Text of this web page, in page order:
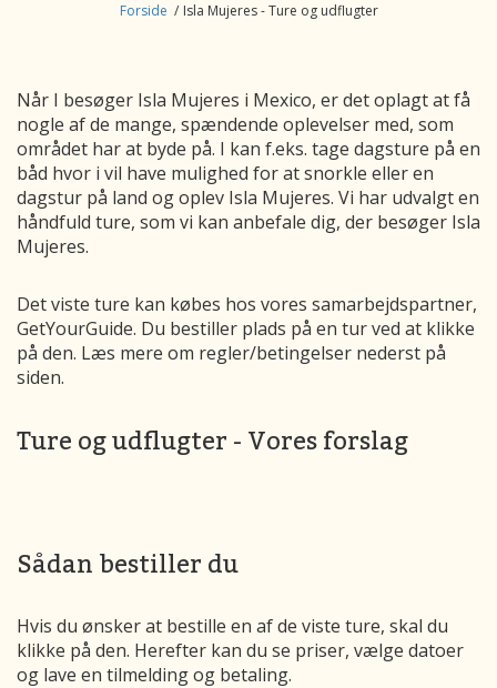
Forside Isla Mujeres - Ture og udflugter
Når I besøger Isla Mujeres i Mexico, er det oplagt at få
nogle af de mange, spændende oplevelser med, som
området har at byde på. I kan f.eks. tage dagsture på en
båd hvor i vil have mulighed for at snorkle eller en
dagstur på land og oplev Isla Mujeres. Vi har udvalgt en
håndfuld ture, som vi kan anbefale dig, der besøger Isla
Mujeres.
Det viste ture kan købes hos vores samarbejdspartner,
GetYourGuide. Du bestiller plads på en tur ved at klikke
på den. Læs mere om regler/betingelser nederst på
siden.
Ture og udflugter - Vores forslag
Sådan bestiller du
Hvis du ønsker at bestille en af de viste ture, skal du
klikke på den. Herefter kan du se priser, vælge datoer
og lave en tilmelding og betaling.